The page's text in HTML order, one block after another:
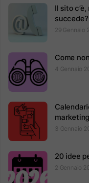
Il sito
succede?
29 Gennaio
Come
4 Gennaio
3 Gennaio
20 idee
2 Gennaio